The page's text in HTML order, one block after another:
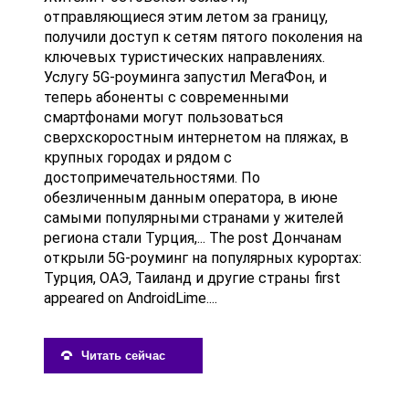
отправляющиеся этим летом за границу,
получили доступ к сетям пятого поколения на
ключевых туристических направлениях.
Услугу 5G-роуминга запустил МегаФон, и
теперь абоненты с современными
смартфонами могут пользоваться
сверхскоростным интернетом на пляжах, в
крупных городах и рядом с
достопримечательностями. По
обезличенным данным оператора, в июне
самыми популярными странами у жителей
региона стали Турция,... The post Дончанам
открыли 5G-роуминг на популярных курортах:
Турция, ОАЭ, Таиланд и другие страны first
appeared on AndroidLime....
Читать сейчас